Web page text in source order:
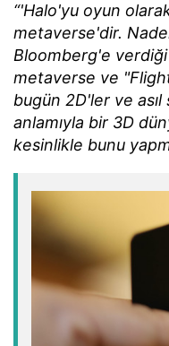
“'Halo'yu oyun
metaverse'dir.
Bloomberg'e
metaverse ve
bugün 2D'ler ve
anlamıyla bir 3D
kesinlikle bunu